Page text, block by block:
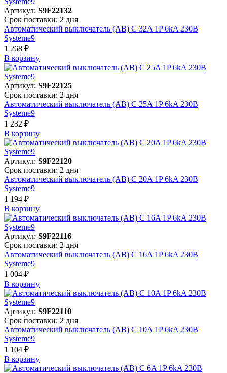
Артикул: S9F22132
Срок поставки: 2 дня
Автоматический выключатель (АВ) C 32A 1P 6kA 230В
Systeme9
1 268 ₽
В корзинy
Артикул: S9F22125
Срок поставки: 2 дня
Автоматический выключатель (АВ) C 25A 1P 6kA 230В
Systeme9
1 232 ₽
В корзинy
Артикул: S9F22120
Срок поставки: 2 дня
Автоматический выключатель (АВ) C 20A 1P 6kA 230В
Systeme9
1 194 ₽
В корзинy
Артикул: S9F22116
Срок поставки: 2 дня
Автоматический выключатель (АВ) C 16A 1P 6kA 230В
Systeme9
1 004 ₽
В корзинy
Артикул: S9F22110
Срок поставки: 2 дня
Автоматический выключатель (АВ) C 10A 1P 6kA 230В
Systeme9
1 104 ₽
В корзинy